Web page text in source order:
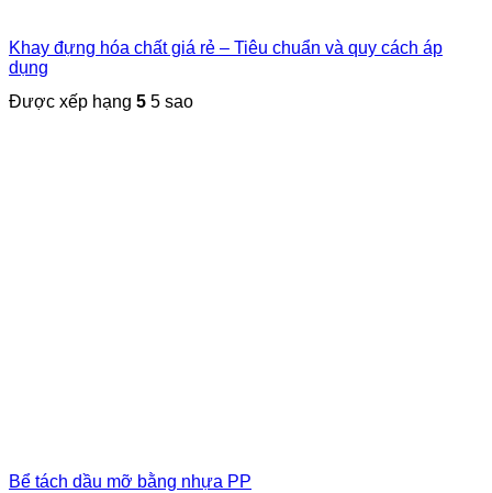
Khay đựng hóa chất giá rẻ – Tiêu chuẩn và quy cách áp
dụng
Được xếp hạng 5 5 sao
Bể tách dầu mỡ bằng nhựa PP